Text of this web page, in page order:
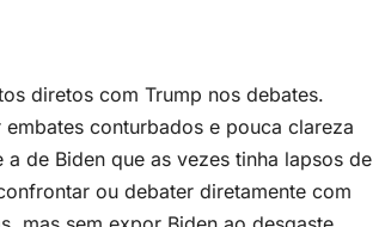
diretos com Trump nos debates.
conturbados e pouca clareza
de Biden que as vezes tinha lapsos de
ou debater diretamente com